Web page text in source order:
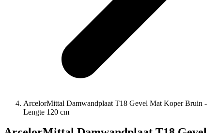
ArcelorMittal Damwandplaat T18 Gevel Mat Koper Bruin -
Lengte 120 cm